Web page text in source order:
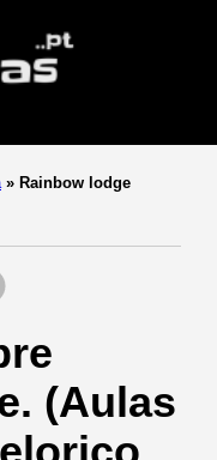
» Rainbow lodge
(Aulas